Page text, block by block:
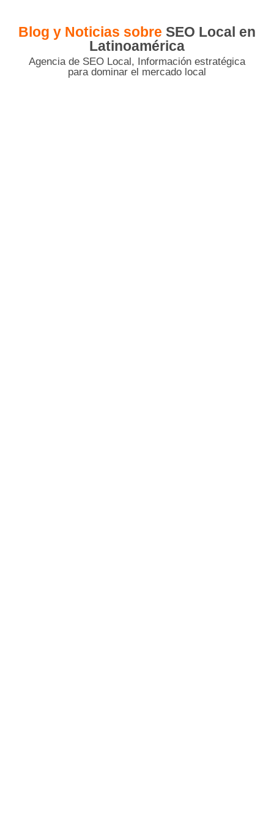
Blog y Noticias sobre SEO Local en
Latinoamérica
Agencia de SEO Local, Información estratégica
para dominar el mercado local